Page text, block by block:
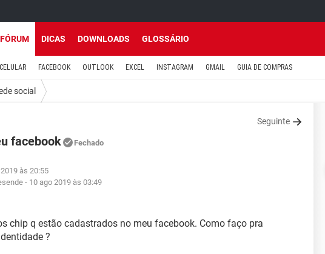
FÓRUM DICAS DOWNLOADS GLOSSÁRIO
CELULAR FACEBOOK OUTLOOK EXCEL INSTAGRAM GMAIL GUIA DE COMPRAS
social
Seguinte
facebook Fechado
às 20:55
- 10 ago 2019 às 03:49
chip q estão cadastrados no meu facebook. Como faço pra
?